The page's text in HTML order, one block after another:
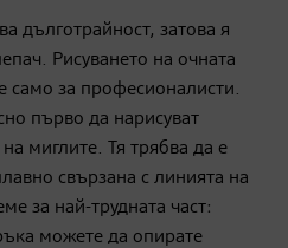
дълготрайност, затова я
Рисуването на очната
само за професионалисти.
първо да нарисуват
миглите. Тя трябва да е
свързана с линията на
за най-трудната част:
можете да опирате